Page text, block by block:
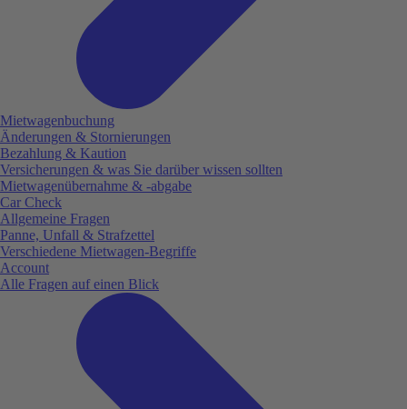
Mietwagenbuchung
Änderungen & Stornierungen
Bezahlung & Kaution
Versicherungen & was Sie darüber wissen sollten
Mietwagenübernahme & -abgabe
Car Check
Allgemeine Fragen
Panne, Unfall & Strafzettel
Verschiedene Mietwagen-Begriffe
Account
Alle Fragen auf einen Blick